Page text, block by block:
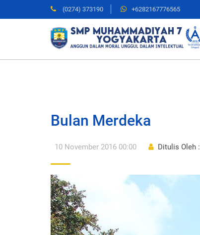
(0274) 373190 +6282167776565
Bulan Merdeka
10 November 2016 00:00 Ditulis Oleh :